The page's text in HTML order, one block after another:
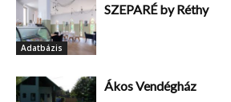
Adatbázis
SZEPARÉ by Réthy
Ákos Vendégház